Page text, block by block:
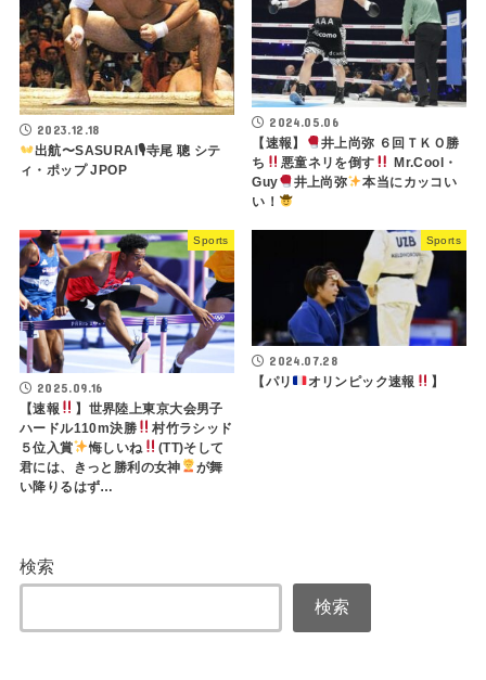
2023.12.18
出航〜SASURAI🎙寺尾 聰 シテ
ィ・ポップ JPOP
2024.05.06
【速報】
井上尚弥 ６回ＴＫＯ勝
ち
悪童ネリを倒す
Mr.Cool・
Guy
井上尚弥
本当にカッコい
い！
Sports
2025.09.16
【速報
】世界陸上東京大会男子
ハードル110m決勝
村竹ラシッド
５位入賞
悔しいね
(TT)そして
君には、きっと勝利の女神
が舞
い降りるはず…
Sports
2024.07.28
【パリ オリンピック速報 】
検索
検索